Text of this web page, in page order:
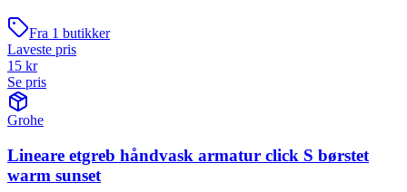
Fra 1 butikker
Laveste pris
15 kr
Se pris
Grohe
Lineare etgreb håndvask armatur click S børstet
warm sunset